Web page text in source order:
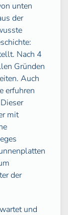
unten
der
Nach 4
Gründen
Auch
erfuhren
mit
der
und